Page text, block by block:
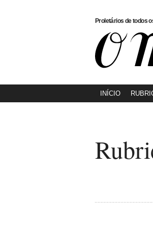
Proletários de todos
INÍCIO